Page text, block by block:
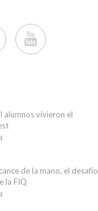
alumnos vivieron el
de la mano, el desafío
la FIQ